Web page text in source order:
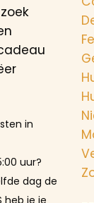
in
uur?
dag de
heb je je